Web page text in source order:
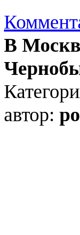
В
автор: